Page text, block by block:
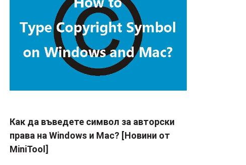
Как да въведете символ за авторски
права на Windows и Mac? [Новини от
MiniTool]